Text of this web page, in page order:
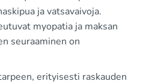
ja vatsavaivoja.
myopatia ja maksan
seuraaminen on
erityisesti raskauden